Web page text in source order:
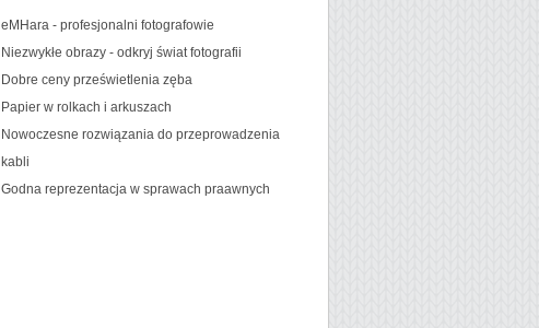
eMHara - profesjonalni fotografowie
Niezwykłe obrazy - odkryj świat fotografii
Dobre ceny prześwietlenia zęba
Papier w rolkach i arkuszach
Nowoczesne rozwiązania do przeprowadzenia
kabli
Godna reprezentacja w sprawach praawnych